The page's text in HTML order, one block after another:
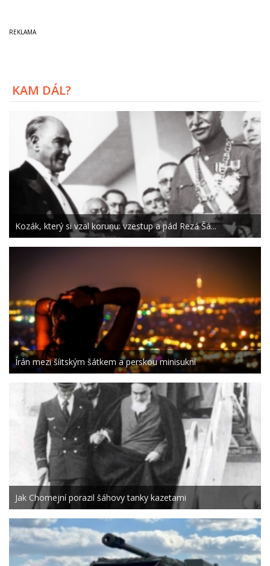
KAM DÁL?
Kozák, který si vzal korunu: vzestup a pád Rezá Šá...
Írán mezi šíitským šátkem a perskou minisukní
Jak Chomejní porazil šáhovy tanky kazetami